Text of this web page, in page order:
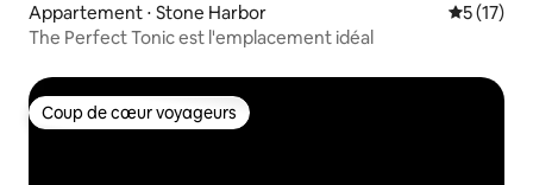
Appartement ⋅ Stone Harbor
5 (17)
The Perfect Tonic est l'emplacement idéal
Coup de cœur voyageurs
Coup de cœur voyageurs